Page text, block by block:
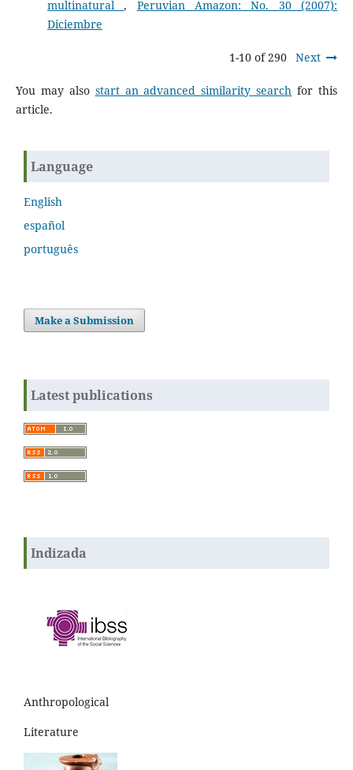
multinatural, Peruvian Amazon: No. 30 (2007):
Diciembre
1-10 of 290 Next
You may also start an advanced similarity search for this
article.
Language
English
español
português
Make a Submission
Latest publications
Indizada
Anthropological
Literature